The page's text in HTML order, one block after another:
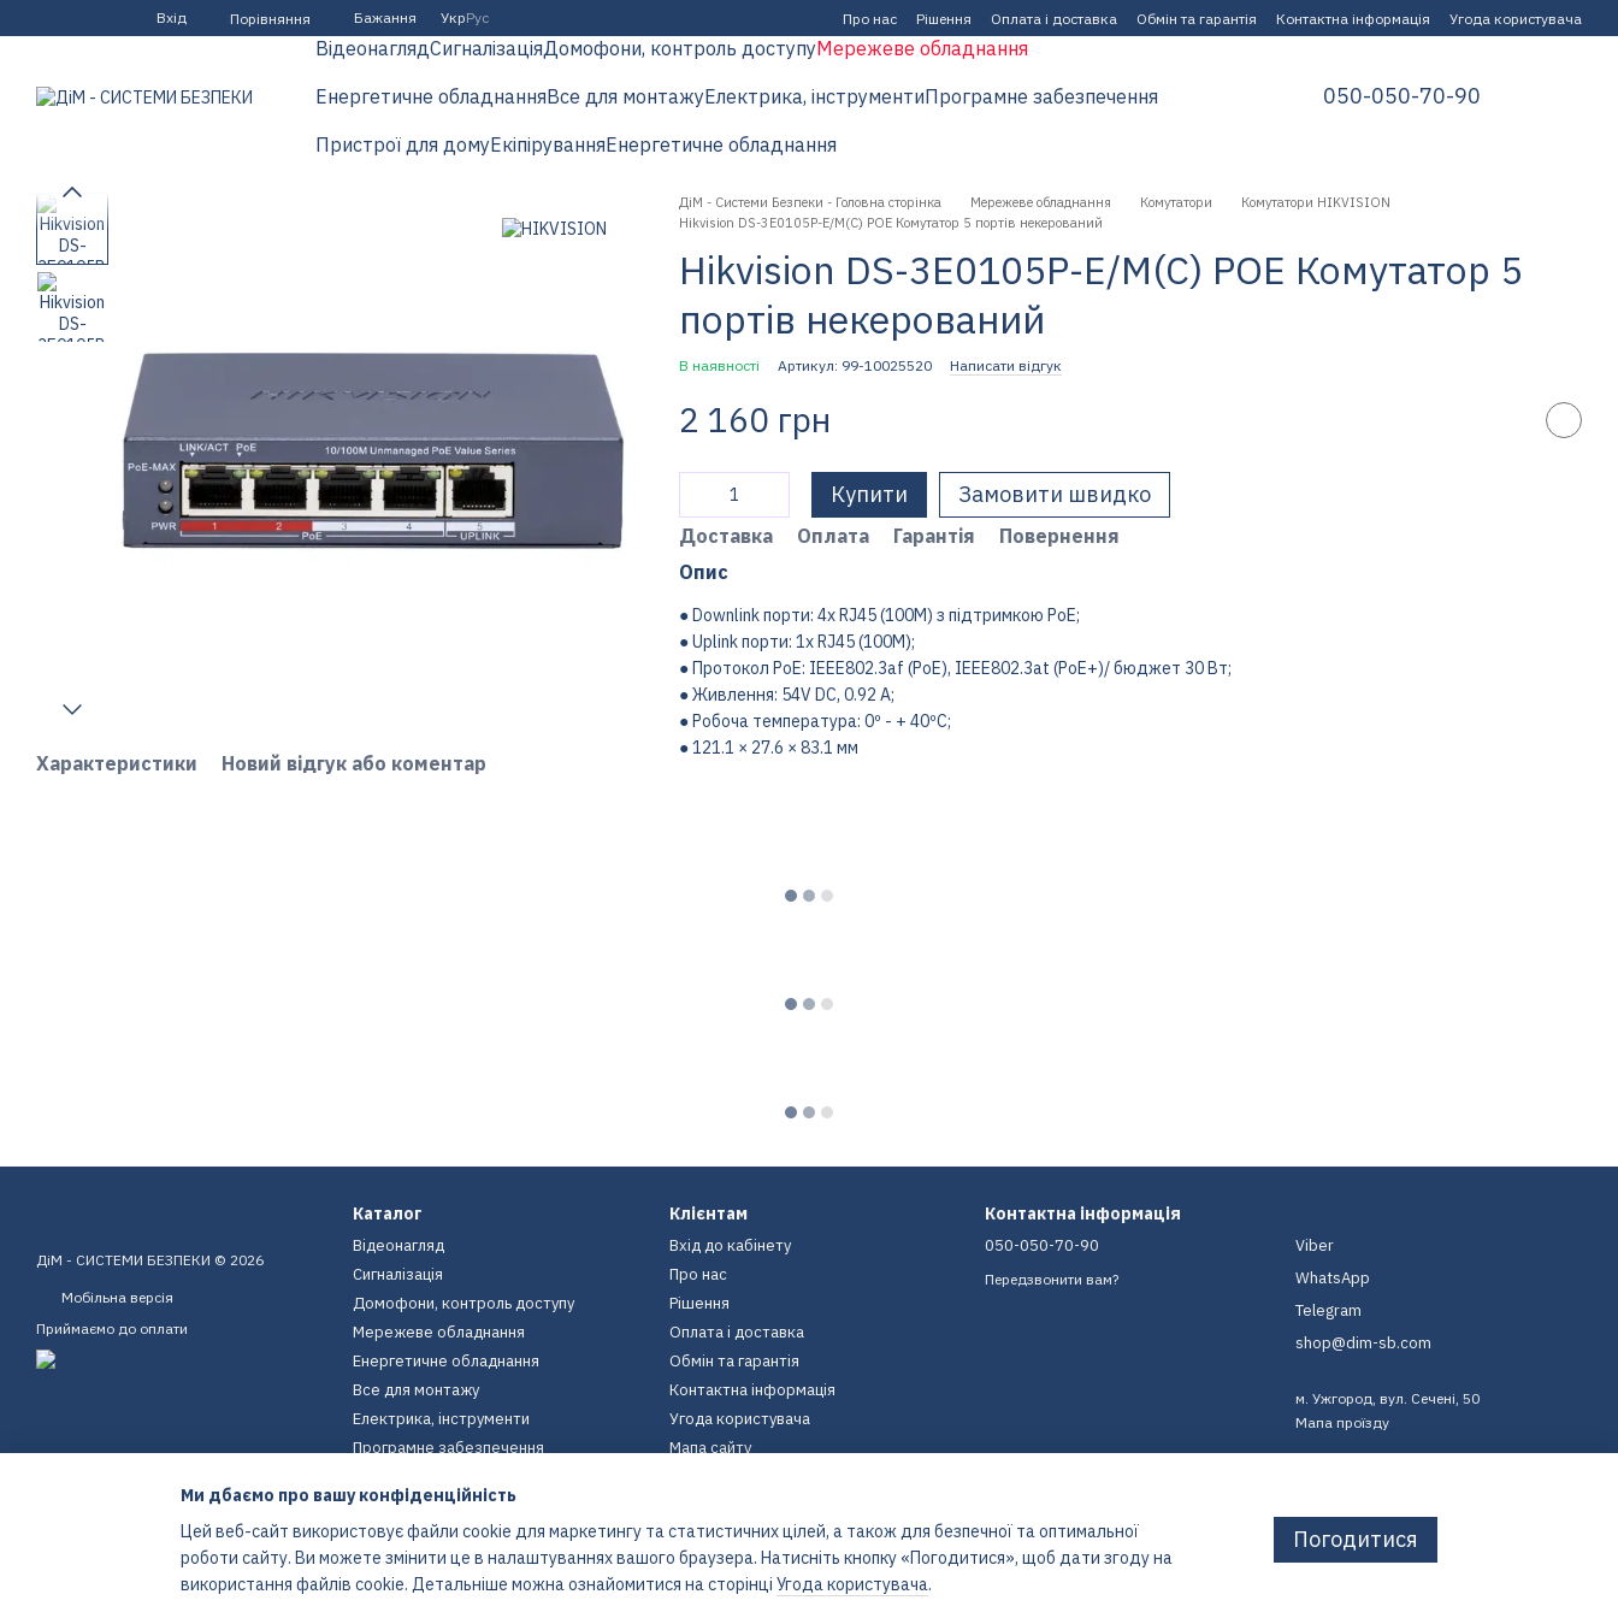
Перейти до основного контенту
Вхід Порівняння Бажання УкрРус Про нас Рішення Оплата і доставка Обмін та гарантія Контактна інформація Угода користувача
ВідеонаглядСигналізаціяДомофони, контроль доступуМережеве обладнання
Енергетичне обладнанняВсе для монтажуЕлектрика, інструментиПрограмне забезпечення
Пристрої для домуЕкіпіруванняЕнергетичне обладнання
050-050-70-90
Характеристики Новий відгук або коментар
ДіМ - Системи Безпеки - Головна сторінка Мережеве обладнання Комутатори
Комутатори HIKVISION
Hikvision DS-3E0105P-E/M(C) POE Комутатор 5 портів некерований
Hikvision DS-3E0105P-E/M(C) POE Комутатор 5
портів некерований
В наявності Артикул: 99-10025520 Написати відгук
2 160 грн
Купити Замовити швидко
Доставка Оплата Гарантія
Повернення
Опис
● Downlink порти: 4x RJ45 (100M) з підтримкою PoE;
● Uplink порти: 1x RJ45 (100M);
● Протокол PoE: IEEE802.3af (PoE), IEEE802.3at (PoE+)/ бюджет 30 Вт;
● Живлення: 54V DC, 0.92 A;
● Робоча температура: 0º - + 40ºC;
● 121.1 × 27.6 × 83.1 мм
ДіМ - СИСТЕМИ БЕЗПЕКИ © 2026
Мобільна версія
Приймаємо до оплати
Інтернет-магазин створений з Хорошоп
Каталог
Відеонагляд
Сигналізація
Домофони, контроль доступу
Мережеве обладнання
Енергетичне обладнання
Все для монтажу
Електрика, інструменти
Програмне забезпечення
Екіпірування
Енергетичне обладнання
Клієнтам
Вхід до кабінету
Про нас
Рішення
Оплата і доставка
Обмін та гарантія
Контактна інформація
Угода користувача
Мапа сайту
Контактна інформація
050-050-70-90
Передзвонити вам?
Viber
WhatsApp
Telegram
shop@dim-sb.com
м. Ужгород, вул. Сечені, 50
Мапа проїзду
Ми дбаємо про вашу конфіденційність
Цей веб-сайт використовує файли cookie для маркетингу та статистичних цілей, а також для безпечної та оптимальної
роботи сайту. Ви можете змінити це в налаштуваннях вашого браузера. Натисніть кнопку «Погодитися», щоб дати згоду на
використання файлів cookie. Детальніше можна ознайомитися на сторінці Угода користувача.
Погодитися